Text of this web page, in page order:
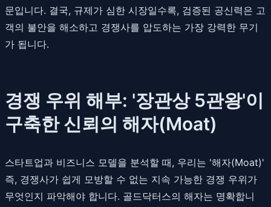
문입니다. 결국, 규제가 심한 시장일수록, 검증된 공신력은 고
객의 불안을 해소하고 경쟁사를 압도하는 가장 강력한 무기
가 됩니다.
경쟁 우위 해부: '장관상 5관왕'이
구축한 신뢰의 해자(Moat)
스타트업과 비즈니스 모델을 분석할 때, 우리는 '해자(Moat)'
즉, 경쟁사가 쉽게 모방할 수 없는 지속 가능한 경쟁 우위가
무엇인지 파악해야 합니다. 골드닥터스의 해자는 명확합니